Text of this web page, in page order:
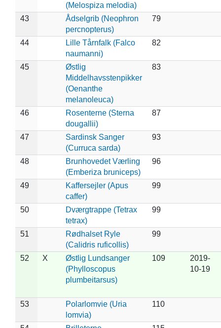
(Melospiza melodia)
43
Ådselgrib (Neophron
percnopterus)
79
44
Lille Tårnfalk (Falco
naumanni)
82
45
Østlig
Middelhavsstenpikker
(Oenanthe
melanoleuca)
83
46
Rosenterne (Sterna
dougallii)
87
47
Sardinsk Sanger
(Curruca sarda)
93
48
Brunhovedet Værling
(Emberiza bruniceps)
96
49
Kaffersejler (Apus
caffer)
99
50
Dværgtrappe (Tetrax
tetrax)
99
51
Rødhalset Ryle
(Calidris ruficollis)
99
52 X
Østlig Lundsanger
(Phylloscopus
plumbeitarsus)
109
2019-
10-19
53
Polarlomvie (Uria
lomvia)
110